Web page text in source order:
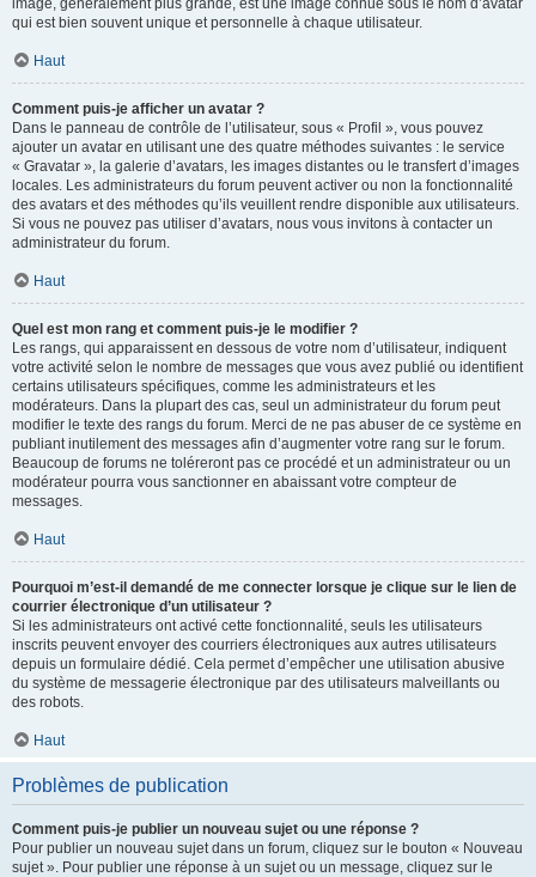
image, généralement plus grande, est une image connue sous le nom d’avatar
qui est bien souvent unique et personnelle à chaque utilisateur.
Haut
Comment puis-je afficher un avatar ?
Dans le panneau de contrôle de l’utilisateur, sous « Profil », vous pouvez
ajouter un avatar en utilisant une des quatre méthodes suivantes : le service
« Gravatar », la galerie d’avatars, les images distantes ou le transfert d’images
locales. Les administrateurs du forum peuvent activer ou non la fonctionnalité
des avatars et des méthodes qu’ils veuillent rendre disponible aux utilisateurs.
Si vous ne pouvez pas utiliser d’avatars, nous vous invitons à contacter un
administrateur du forum.
Haut
Quel est mon rang et comment puis-je le modifier ?
Les rangs, qui apparaissent en dessous de votre nom d’utilisateur, indiquent
votre activité selon le nombre de messages que vous avez publié ou identifient
certains utilisateurs spécifiques, comme les administrateurs et les
modérateurs. Dans la plupart des cas, seul un administrateur du forum peut
modifier le texte des rangs du forum. Merci de ne pas abuser de ce système en
publiant inutilement des messages afin d’augmenter votre rang sur le forum.
Beaucoup de forums ne toléreront pas ce procédé et un administrateur ou un
modérateur pourra vous sanctionner en abaissant votre compteur de
messages.
Haut
Pourquoi m’est-il demandé de me connecter lorsque je clique sur le lien de
courrier électronique d’un utilisateur ?
Si les administrateurs ont activé cette fonctionnalité, seuls les utilisateurs
inscrits peuvent envoyer des courriers électroniques aux autres utilisateurs
depuis un formulaire dédié. Cela permet d’empêcher une utilisation abusive
du système de messagerie électronique par des utilisateurs malveillants ou
des robots.
Haut
Problèmes de publication
Comment puis-je publier un nouveau sujet ou une réponse ?
Pour publier un nouveau sujet dans un forum, cliquez sur le bouton « Nouveau
sujet ». Pour publier une réponse à un sujet ou un message, cliquez sur le